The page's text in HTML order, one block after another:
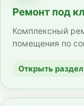
Ремонт под
Комплексный
помещения по
Открыть раздел